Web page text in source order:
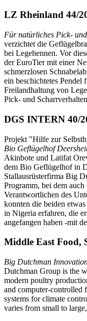
LZ Rheinland 44/
Für natürliches Pick-
verzichtet die
bei Legehennen. Vor
der EuroTier mit einer
schmerzlosen
ein beschichtetes Pendel
Freilandhaltung von
Pick- und
DGS INTERN 40/
Projekt "Hilfe zur
Bio Geflügelhof
Akinbote und Latifat
dem Bio Geflügelhof in
Stallausrüsterfirma Big
Programm, bei dem
Verantwortlichen des
konnten die beiden
in Nigeria erfahren, die
angefangen haben -mit
Middle East Food,
Big Dutchman
Dutchman Group is the
modern poultry
and computer-controlled
systems for climate
varies from small to